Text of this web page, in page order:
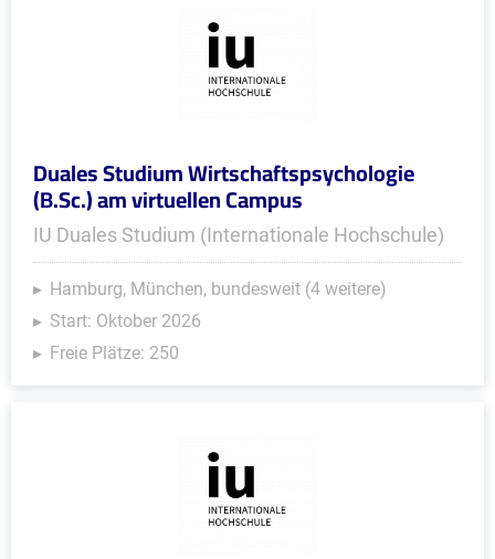
Duales Studium Wirtschaftspsychologie
(B.Sc.) am virtuellen Campus
IU Duales Studium (Internationale Hochschule)
Hamburg, München, bundesweit (4 weitere)
Start: Oktober 2026
Freie Plätze: 250